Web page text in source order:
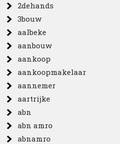
2dehands
3bouw
aalbeke
aanbouw
aankoop
aankoopmakelaar
aannemer
aartrijke
abn
abn amro
abnamro